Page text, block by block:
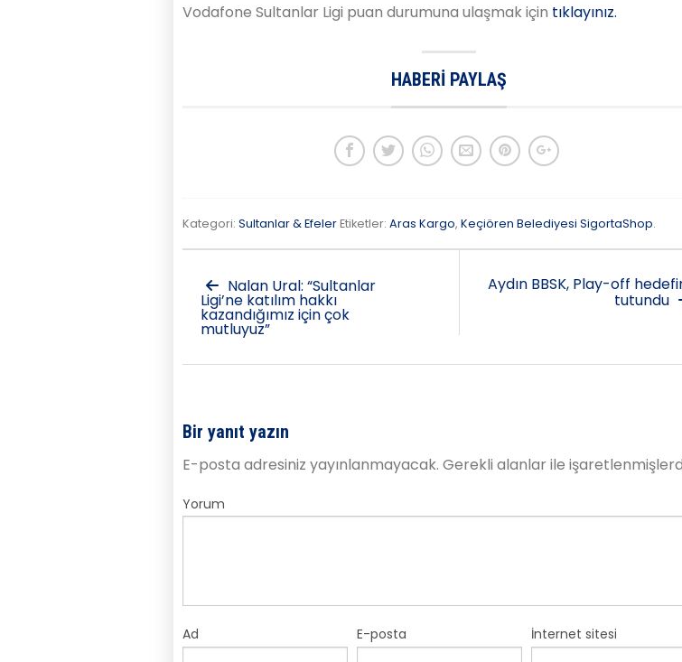
Vodafone Sultanlar Ligi puan durumuna ulaşmak için tıklayınız.
HABERI PAYLAŞ
Kategori: Sultanlar & EfelerEtiketler: Aras Kargo, Keçiören Belediyesi SigortaShop.
Nalan Ural: “Sultanlar
Ligi’ne katılım hakkı
kazandığımız için çok
mutluyuz”
Aydın BBSK, Play-off
tutundu
Bir yanıt yazın
E-posta adresiniz yayınlanmayacak. Gerekli alanlar ile
Yorum
Ad E-posta İnternet sitesi